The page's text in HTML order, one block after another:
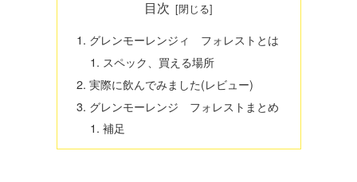
目次
グレンモーレンジィ フォレストとは
スペック、買える場所
実際に飲んでみました(レビュー)
グレンモーレンジ フォレストまとめ
補足